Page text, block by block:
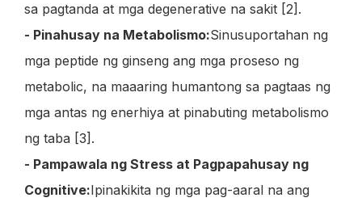
sa pagtanda at mga degenerative na sakit [2].
- Pinahusay na Metabolismo:Sinusuportahan ng
mga peptide ng ginseng ang mga proseso ng
metabolic, na maaaring humantong sa pagtaas ng
mga antas ng enerhiya at pinabuting metabolismo
ng taba [3].
- Pampawala ng Stress at Pagpapahusay ng
Cognitive:Ipinakikita ng mga pag-aaral na ang